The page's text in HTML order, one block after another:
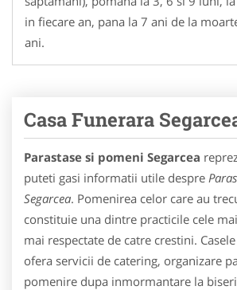
in fiecare an, pana la 7 ani de la
ani.
Casa Funerara
Parastase si pomeni Segarcea
puteti gasi informatii utile despre
Segarcea. Pomenirea celor care au
constituie una dintre practicile cele
mai respectate de catre crestini.
ofera servicii de catering, organizare
pomenire dupa inmormantare la